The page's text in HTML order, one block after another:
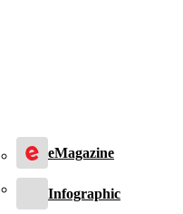
eMagazine
Infographic